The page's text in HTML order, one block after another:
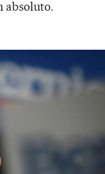
absoluto.